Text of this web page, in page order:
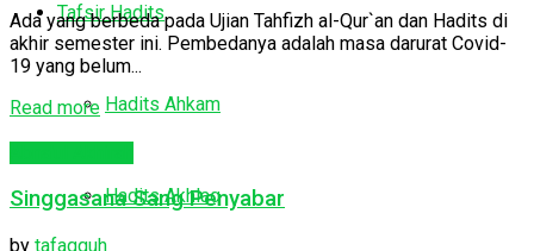
Tafsir Hadits
Hadits Ahkam
Hadits Akhlaq
Ada yang berbeda pada Ujian Tahfizh al-Qur`an dan Hadits di
akhir semester ini. Pembedanya adalah masa darurat Covid-
19 yang belum...
Read more
Singgasana Sang Penyabar
by tafaqquh